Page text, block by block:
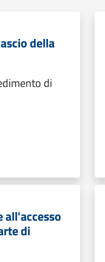
della
di
all'accesso
di